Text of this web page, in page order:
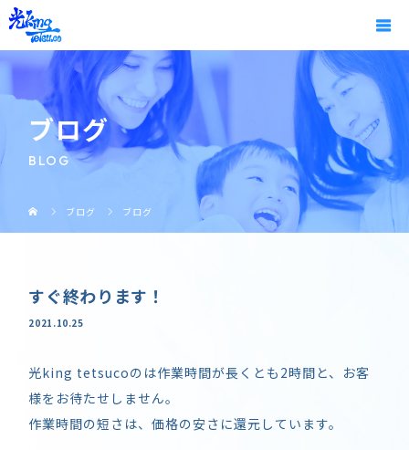
ブログ
BLOG
ブログ ブログ
すぐ終わります！
2021.10.25
光king tetsucoのは作業時間が長くとも2時間と、お客
様をお待たせしません。
作業時間の短さは、価格の安さに還元しています。